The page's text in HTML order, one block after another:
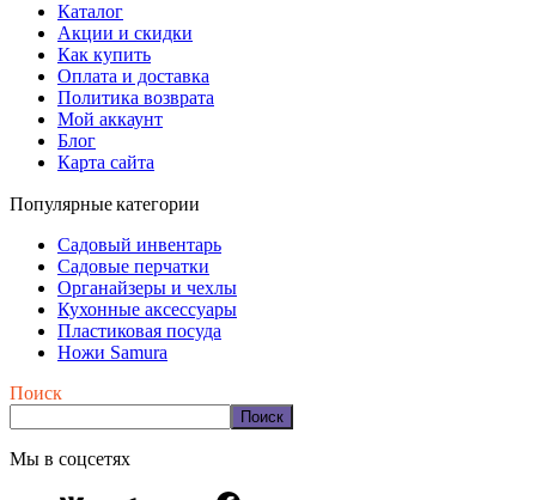
Каталог
Акции и скидки
Как купить
Оплата и доставка
Политика возврата
Мой аккаунт
Блог
Карта сайта
Популярные категории
Садовый инвентарь
Садовые перчатки
Органайзеры и чехлы
Кухонные аксессуары
Пластиковая посуда
Ножи Samura
Поиск
Поиск
Мы в соцсетях